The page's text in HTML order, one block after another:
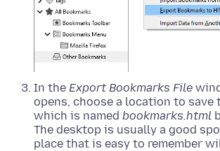
In the Export Bookmarks File
opens, choose a location to save
which is named bookmarks.html
The desktop is usually a good
place that is easy to remember